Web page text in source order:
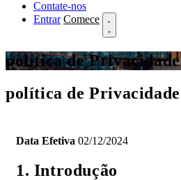
Contate-nos
Entrar Comece
política de Privacidade
política de Privacidade
Data Efetiva 02/12/2024
1. Introdução